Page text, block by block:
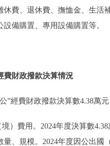
休費、退休費、撫恤金、生活
備購置、專用設備購置等。
費財政撥款決算情況
”經費財政撥款決算數4.38萬
）費用。2024年度決算數
量、規模。2024年度因公出國